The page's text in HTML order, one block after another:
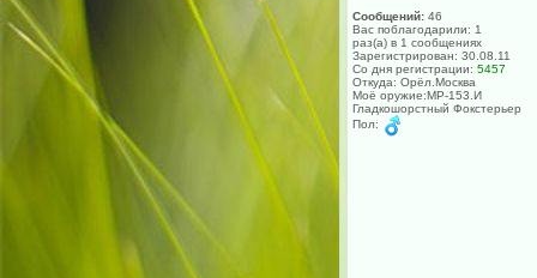
Сообщений: 46
Вас поблагодарили: 1
раз(а) в 1 сообщениях
Зарегистрирован: 30.08.11
Со дня регистрации: 5457
Откуда: Орёл.Москва
Моё оружие:МР-153.И
Гладкошорстный Фокстерьер
Пол: